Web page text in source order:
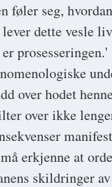
føler seg,
dette vesle
over hodet
over ikke
erkjenne at
skildringer